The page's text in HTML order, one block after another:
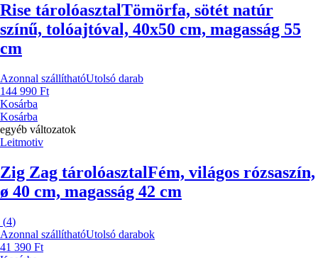
Rise tárolóasztalTömörfa, sötét natúr
színű, tolóajtóval, 40x50 cm, magasság 55
cm
Azonnal szállíthatóUtolsó darab
144 990 Ft
Kosárba
Kosárba
egyéb változatok
Leitmotiv
Zig Zag tárolóasztalFém, világos rózsaszín,
ø 40 cm, magasság 42 cm
(4)
Azonnal szállíthatóUtolsó darabok
41 390 Ft